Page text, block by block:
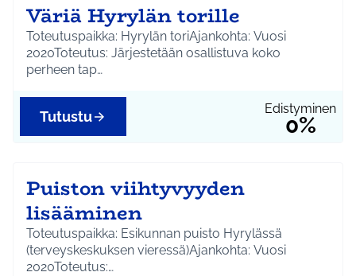
Väriä Hyrylän torille
Toteutuspaikka: Hyrylän toriAjankohta: Vuosi
2020Toteutus: Järjestetään osallistuva koko
perheen tap…
Edistyminen
0%
Tutustu
Puiston viihtyvyyden
lisääminen
Toteutuspaikka: Esikunnan puisto Hyrylässä
(terveyskeskuksen vieressä)Ajankohta: Vuosi
2020Toteutus:…